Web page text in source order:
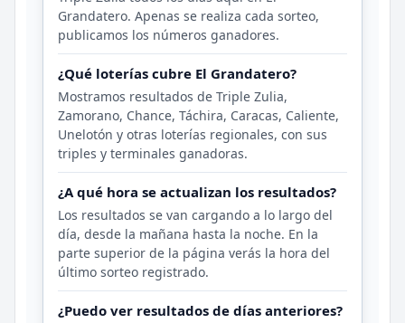
Grandatero. Apenas se realiza cada sorteo,
publicamos los números ganadores.
¿Qué loterías cubre El Grandatero?
Mostramos resultados de Triple Zulia,
Zamorano, Chance, Táchira, Caracas, Caliente,
Unelotón y otras loterías regionales, con sus
triples y terminales ganadoras.
¿A qué hora se actualizan los resultados?
Los resultados se van cargando a lo largo del
día, desde la mañana hasta la noche. En la
parte superior de la página verás la hora del
último sorteo registrado.
¿Puedo ver resultados de días anteriores?